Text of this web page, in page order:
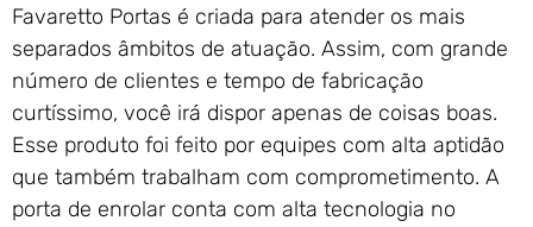
Favaretto Portas é criada para atender os mais
separados âmbitos de atuação. Assim, com grande
número de clientes e tempo de fabricação
curtíssimo, você irá dispor apenas de coisas boas.
Esse produto foi feito por equipes com alta aptidão
que também trabalham com comprometimento. A
porta de enrolar conta com alta tecnologia no